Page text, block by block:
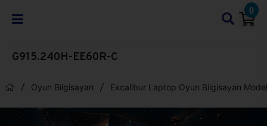
0
G915.240H-EE60R-C
Oyun Bilgisayarı Excalibur Laptop Oyun Bilgisayarı